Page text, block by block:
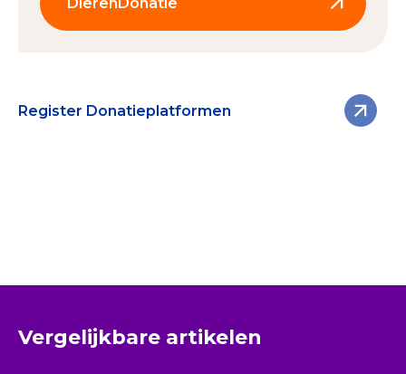
Vrijwilligers
7 vrijwilligers, inclusief bestuur
Register Donatieplatformen
Vergelijkbare artikelen